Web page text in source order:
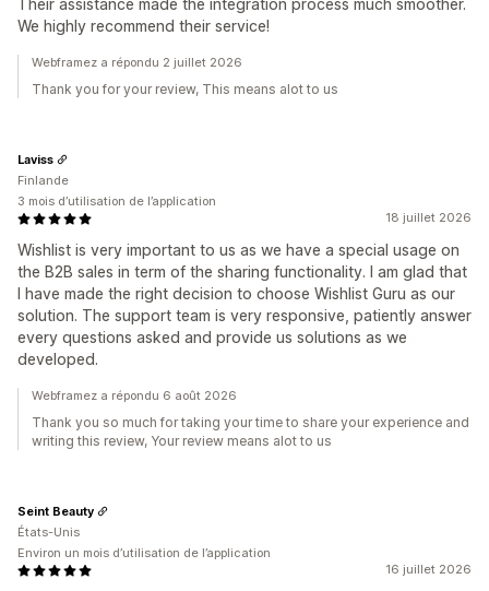
Their assistance made the integration process much smoother.
We highly recommend their service!
Webframez a répondu 2 juillet 2026
Thank you for your review, This means alot to us
18 juillet 2026
Wishlist is very important to us as we have a special usage on
the B2B sales in term of the sharing functionality. I am glad that
I have made the right decision to choose Wishlist Guru as our
solution. The support team is very responsive, patiently answer
every questions asked and provide us solutions as we
developed.
Laviss
Finlande
3 mois d’utilisation de l’application
Webframez a répondu 6 août 2026
Thank you so much for taking your time to share your experience and
writing this review, Your review means alot to us
16 juillet 2026
Seint Beauty
États-Unis
Environ un mois d’utilisation de l’application